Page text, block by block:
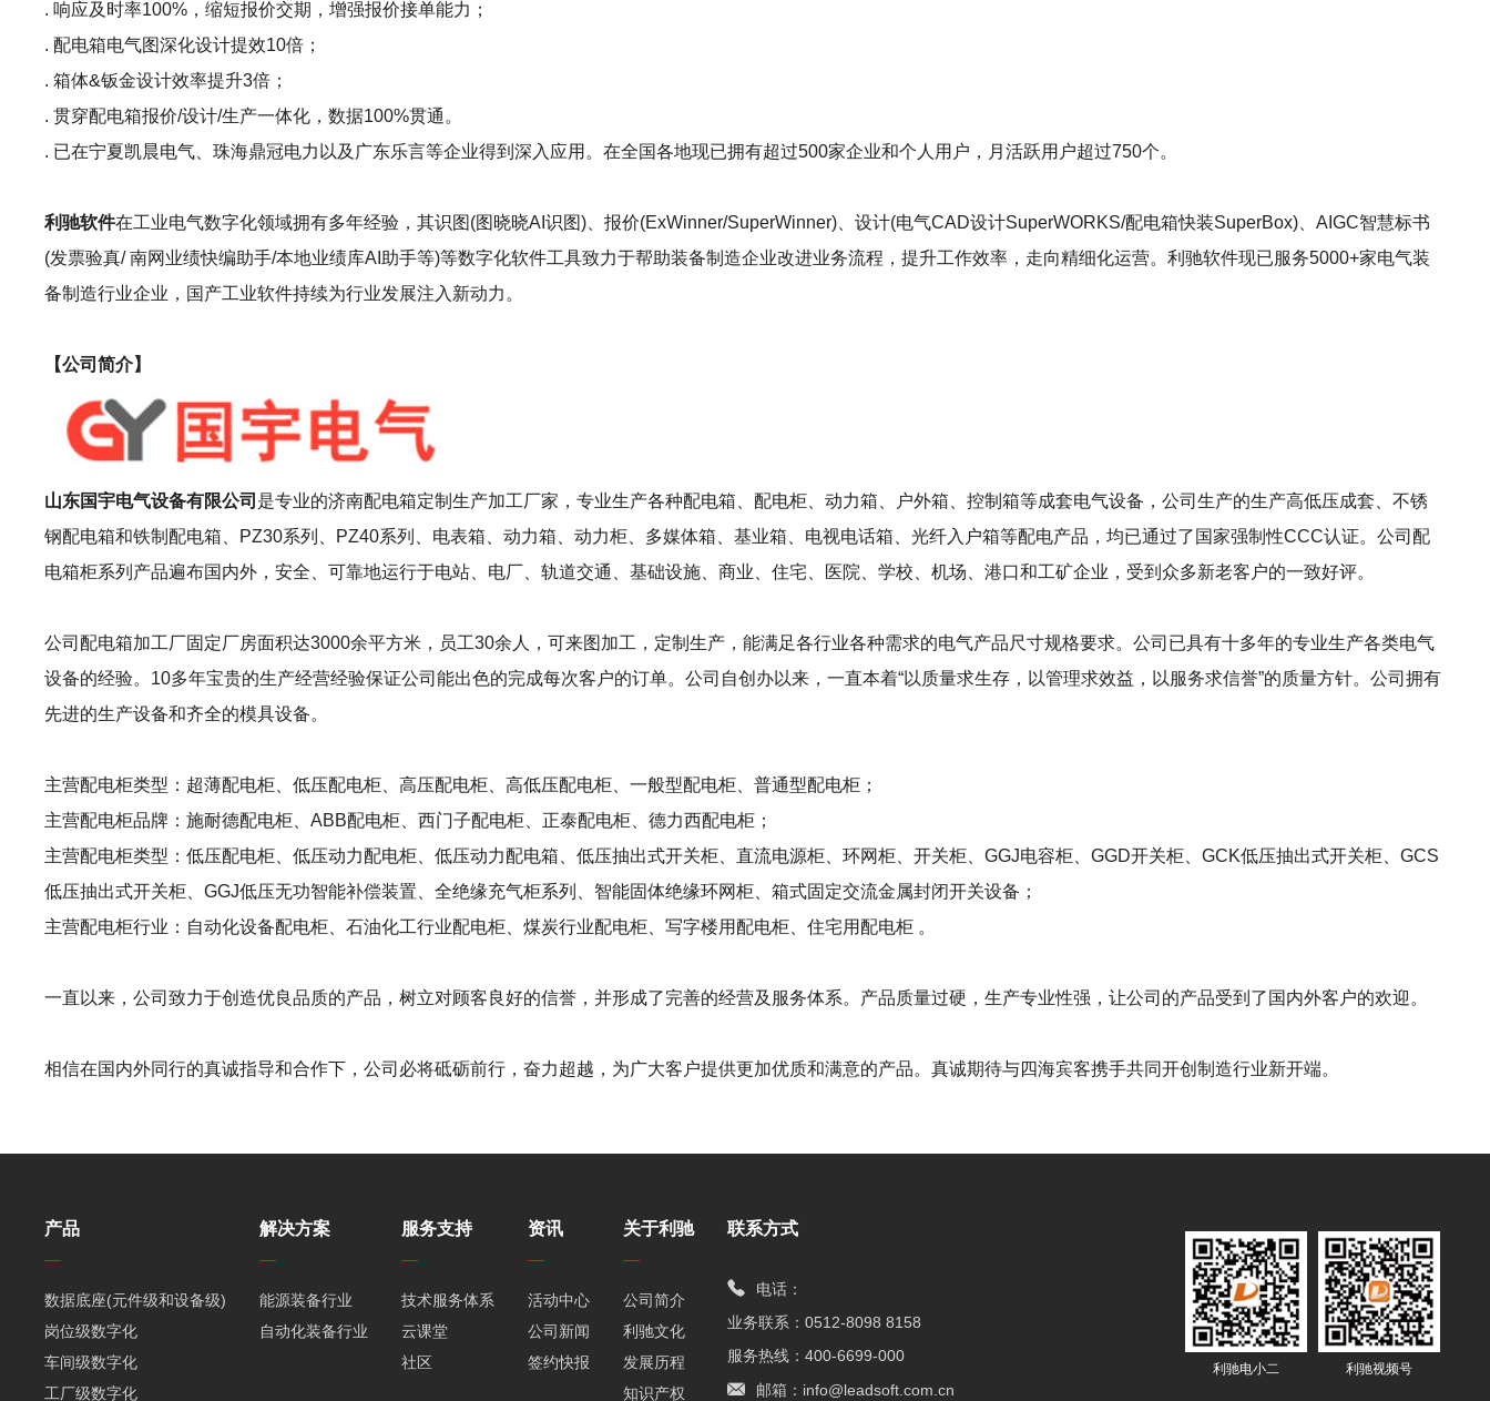
. 响应及时率100%，缩短报价交期，增强报价接单能力；
. 配电箱电气图深化设计提效10倍；
. 箱体&钣金设计效率提升3倍；
. 贯穿配电箱报价/设计/生产一体化，数据100%贯通。
. 已在宁夏凯晨电气、珠海鼎冠电力以及广东乐言等企业得到深入应用。在全国各地现已拥有超过500家企业和个人用户，月活跃用户超过750个。
利驰软件在工业电气数字化领域拥有多年经验，其识图(图晓晓AI识图)、报价(ExWinner/SuperWinner)、设计(电气CAD设计SuperWORKS/配电箱快装SuperBox)、AIGC智慧标书
(发票验真/ 南网业绩快编助手/本地业绩库AI助手等)等数字化软件工具致力于帮助装备制造企业改进业务流程，提升工作效率，走向精细化运营。利驰软件现已服务5000+家电气装
备制造行业企业，国产工业软件持续为行业发展注入新动力。
【公司简介】
山东国宇电气设备有限公司 是专业的济南配电箱定制生产加工厂家，专业生产各种配电箱、配电柜、动力箱、户外箱、控制箱等成套电气设备，公司生产的生产高低压成套、不锈
钢配电箱和铁制配电箱、PZ30系列、PZ40系列、电表箱、动力箱、动力柜、多媒体箱、基业箱、电视电话箱、光纤入户箱等配电产品，均已通过了国家强制性CCC认证。公司配
电箱柜系列产品遍布国内外，安全、可靠地运行于电站、电厂、轨道交通、基础设施、商业、住宅、医院、学校、机场、港口和工矿企业，受到众多新老客户的一致好评。
公司配电箱加工厂固定厂房面积达3000余平方米，员工30余人，可来图加工，定制生产，能满足各行业各种需求的电气产品尺寸规格要求。公司已具有十多年的专业生产各类电气
设备的经验。10多年宝贵的生产经营经验保证公司能出色的完成每次客户的订单。公司自创办以来，一直本着“以质量求生存，以管理求效益，以服务求信誉”的质量方针。公司拥有
先进的生产设备和齐全的模具设备。
主营配电柜类型：超薄配电柜、低压配电柜、高压配电柜、高低压配电柜、一般型配电柜、普通型配电柜；
主营配电柜品牌：施耐德配电柜、ABB配电柜、西门子配电柜、正泰配电柜、德力西配电柜；
主营配电柜类型：低压配电柜、低压动力配电柜、低压动力配电箱、低压抽出式开关柜、直流电源柜、环网柜、开关柜、GGJ电容柜、GGD开关柜、GCK低压抽出式开关柜、GCS
低压抽出式开关柜、GGJ低压无功智能补偿装置、全绝缘充气柜系列、智能固体绝缘环网柜、箱式固定交流金属封闭开关设备；
主营配电柜行业：自动化设备配电柜、石油化工行业配电柜、煤炭行业配电柜、写字楼用配电柜、住宅用配电柜 。
一直以来，公司致力于创造优良品质的产品，树立对顾客良好的信誉，并形成了完善的经营及服务体系。产品质量过硬，生产专业性强，让公司的产品受到了国内外客户的欢迎。
相信在国内外同行的真诚指导和合作下，公司必将砥砺前行，奋力超越，为广大客户提供更加优质和满意的产品。真诚期待与四海宾客携手共同开创制造行业新开端。
产品
数据底座(元件级和设备级)
岗位级数字化
车间级数字化
工厂级数字化
解决方案
能源装备行业
自动化装备行业
服务支持
技术服务体系
云课堂
社区
资讯
活动中心
公司新闻
签约快报
关于利驰
公司简介
利驰文化
发展历程
知识产权
联系方式
电话：
业务联系：0512-8098 8158
服务热线：400-6699-000
邮箱：info@leadsoft.com.cn
利驰电小二 利驰视频号